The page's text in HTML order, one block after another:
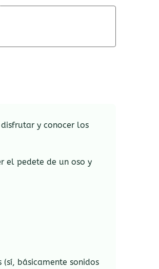
y conocer los
el pedete de un oso y
básicamente sonidos